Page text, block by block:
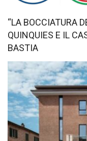
“LA BOCCIATURA
QUINQUIES E IL
BASTIA